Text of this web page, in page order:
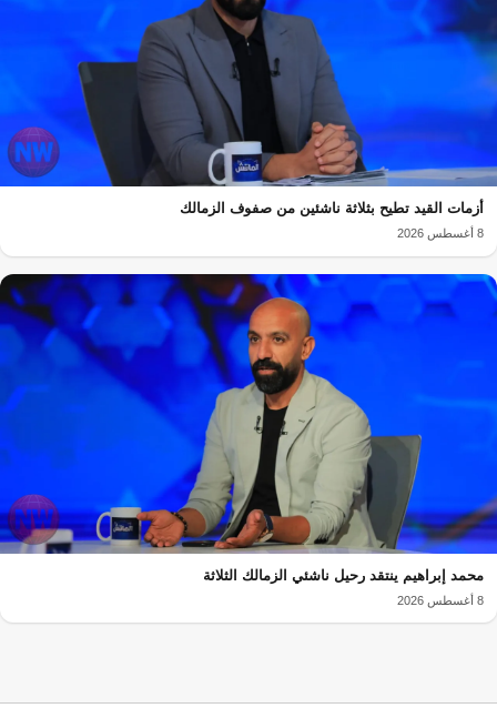
أزمات القيد تطيح بثلاثة ناشئين من صفوف الزمالك
8 أغسطس 2026
محمد إبراهيم ينتقد رحيل ناشئي الزمالك الثلاثة
8 أغسطس 2026